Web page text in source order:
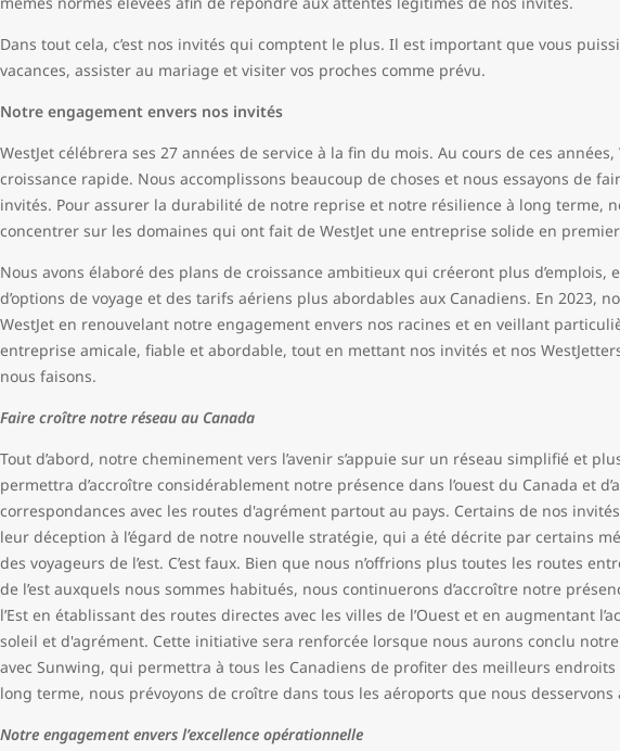
Dans tout cela, c’est nos invités qui comptent le plus. Il est important que vous
vacances, assister au mariage et visiter vos proches comme prévu.
Notre engagement envers nos invités
WestJet célébrera ses 27 années de service à la fin du mois. Au cours de ces années,
croissance rapide. Nous accomplissons beaucoup de choses et nous essayons de
invités. Pour assurer la durabilité de notre reprise et notre résilience à long terme,
concentrer sur les domaines qui ont fait de WestJet une entreprise solide en
Nous avons élaboré des plans de croissance ambitieux qui créeront plus
d’options de voyage et des tarifs aériens plus abordables aux Canadiens. En 2023,
WestJet en renouvelant notre engagement envers nos racines et en veillant
entreprise amicale, fiable et abordable, tout en mettant nos invités et nos
nous faisons.
Faire croître notre réseau au Canada
Tout d’abord, notre cheminement vers l’avenir s’appuie sur un réseau simplifié et
permettra d’accroître considérablement notre présence dans l’ouest du Canada et
correspondances avec les routes d'agrément partout au pays. Certains de nos invités
leur déception à l’égard de notre nouvelle stratégie, qui a été décrite par certains
des voyageurs de l’est. C’est faux. Bien que nous n’offrions plus toutes les routes
de l’est auxquels nous sommes habitués, nous continuerons d’accroître notre
l’Est en établissant des routes directes avec les villes de l’Ouest et en augmentant
soleil et d'agrément. Cette initiative sera renforcée lorsque nous aurons conclu
avec Sunwing, qui permettra à tous les Canadiens de profiter des meilleurs
long terme, nous prévoyons de croître dans tous les aéroports que nous desservons
Notre engagement envers l’excellence opérationnelle